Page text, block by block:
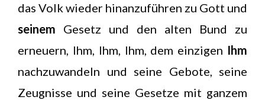
das Volk wieder hinanzuführen zu Gott und
seinem Gesetz und den alten Bund zu
erneuern, Ihm, Ihm, Ihm, dem einzigen Ihm
nachzuwandeln und seine Gebote, seine
Zeugnisse und seine Gesetze mit ganzem